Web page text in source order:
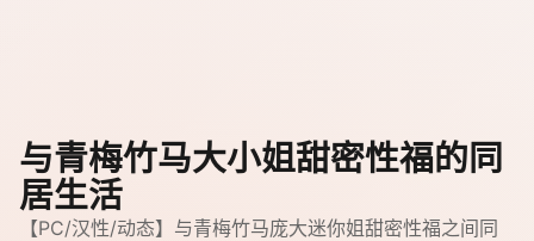
与青梅竹马大小姐甜密性福的同
居生活
【PC/汉性/动态】与青梅竹马庞大迷你姐甜密性福之间同